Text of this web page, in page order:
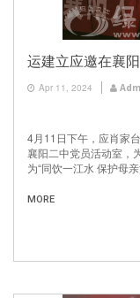
运建立应邀在襄
Apr 11, 2024
4月11日下午，应肖家
襄阳二中党员活动室，
为“同饮一江水 保护母
MORE